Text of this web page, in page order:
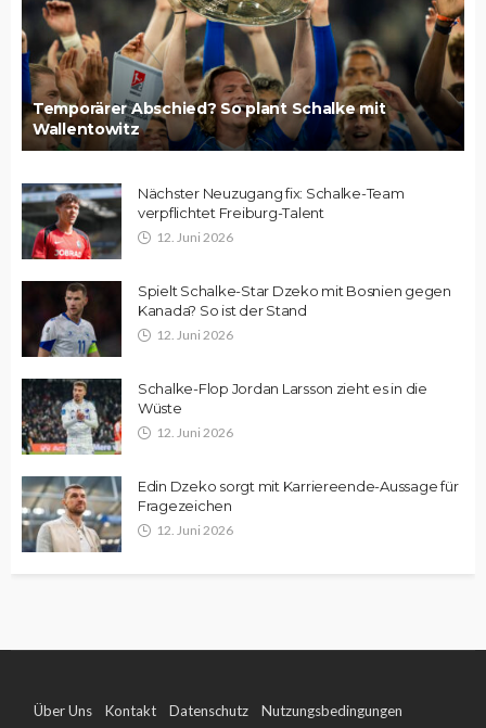
Temporärer Abschied? So plant Schalke mit
Wallentowitz
Nächster Neuzugang fix: Schalke-Team
verpflichtet Freiburg-Talent
12. Juni 2026
Spielt Schalke-Star Dzeko mit Bosnien gegen
Kanada? So ist der Stand
12. Juni 2026
Schalke-Flop Jordan Larsson zieht es in die
Wüste
12. Juni 2026
Edin Dzeko sorgt mit Karriereende-Aussage für
Fragezeichen
12. Juni 2026
Über Uns Kontakt Datenschutz Nutzungsbedingungen